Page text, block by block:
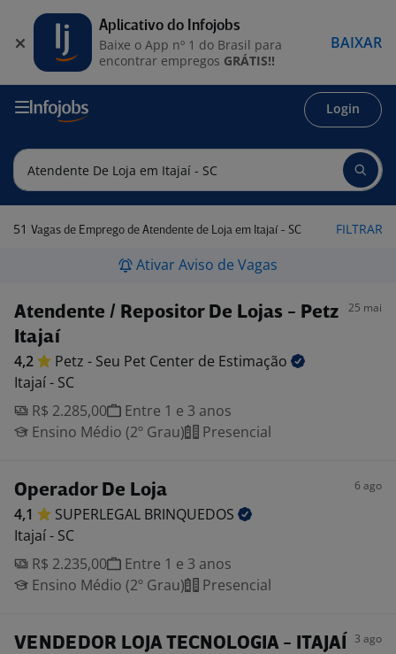
Login
51 Vagas de Emprego de Atendente de Loja em Itajaí - SC FILTRAR
Ativar Aviso de Vagas
Atendente / Repositor De Lojas - Petz
Itajaí
25 mai
4,2 Petz - Seu Pet Center de Estimação
Itajaí - SC
R$ 2.285,00
Entre 1 e 3 anos
Ensino Médio (2º Grau)
Presencial
Operador De Loja 6 ago
4,1 SUPERLEGAL BRINQUEDOS
Itajaí - SC
R$ 2.235,00
Entre 1 e 3 anos
Ensino Médio (2º Grau)
Presencial
VENDEDOR LOJA TECNOLOGIA - ITAJAÍ
3 ago
Aplicativo do Infojobs
Baixe o App nº 1 do Brasil para
encontrar empregos GRÁTIS!!
BAIXAR